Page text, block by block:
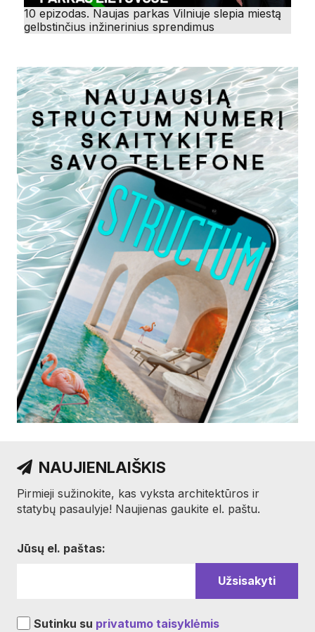
10 epizodas. Naujas parkas Vilniuje slepia miestą
gelbstinčius inžinerinius sprendimus
NAUJIENLAIŠKIS
Pirmieji sužinokite, kas vyksta architektūros ir
statybų pasaulyje! Naujienas gaukite el. paštu.
Jūsų el. paštas:
Sutinku su privatumo taisyklėmis